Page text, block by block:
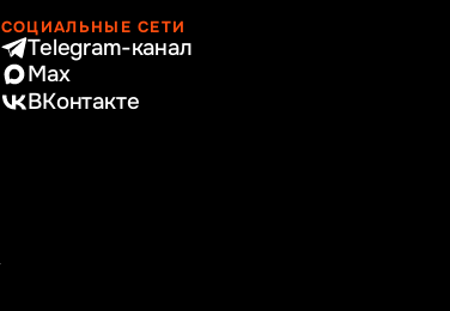
СОЦИАЛЬНЫЕ СЕТИ
Telegram-канал
Max
ВКонтакте